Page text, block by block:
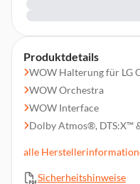
Produktdetails
WOW Halterung für LG
WOW Orchestra
WOW Interface
Dolby Atmos®, DTS:X™
alle
Sicherheitshinweise